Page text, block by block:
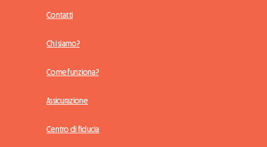
Contatti
Chi siamo?
Come funziona?
Assicurazione
Centro di fiducia